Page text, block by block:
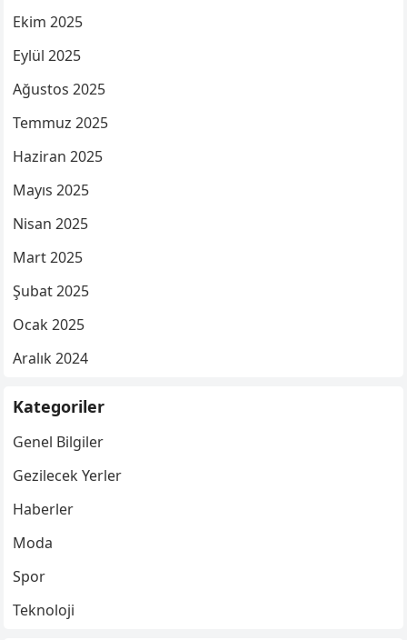
Ekim 2025
Eylül 2025
Ağustos 2025
Temmuz 2025
Haziran 2025
Mayıs 2025
Nisan 2025
Mart 2025
Şubat 2025
Ocak 2025
Aralık 2024
Kategoriler
Genel Bilgiler
Gezilecek Yerler
Haberler
Moda
Spor
Teknoloji